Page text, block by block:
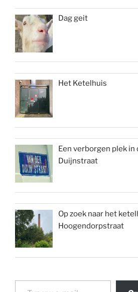
Dag geit
Het Ketelhuis
Een verborgen plek in
Duijnstraat
Op zoek naar het
Hoogendorpstraat
Typ uw e-mail...